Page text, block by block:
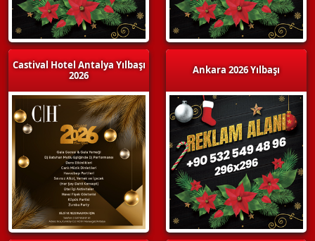
Castival Hotel Antalya Yılbaşı
2026
Ankara 2026 Yılbaşı